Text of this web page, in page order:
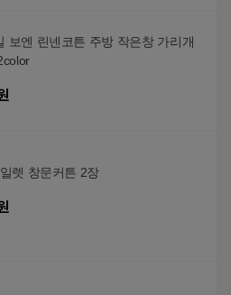
보엔 린넨코튼 주방 작은창 가리개
렛 창문커튼 2장